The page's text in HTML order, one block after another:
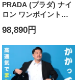
PRADA (プラダ) ナイ
ロン ワンポイントロ
ゴ バミューダショー
ツ PRSPG321WQ8 ブ
ランド
98,890円